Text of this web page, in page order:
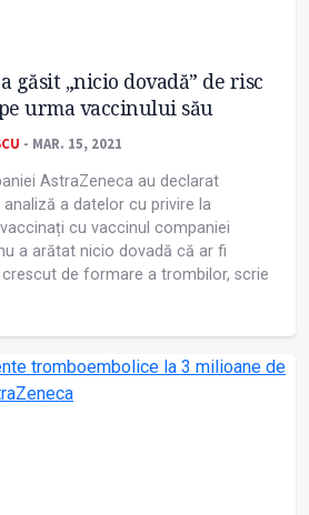
găsit „nicio dovadă” de risc
urma vaccinului său
- MAR. 15, 2021
AstraZeneca au declarat
a datelor cu privire la
cu vaccinul companiei
a arătat nicio dovadă că ar fi
de formare a trombilor, scrie